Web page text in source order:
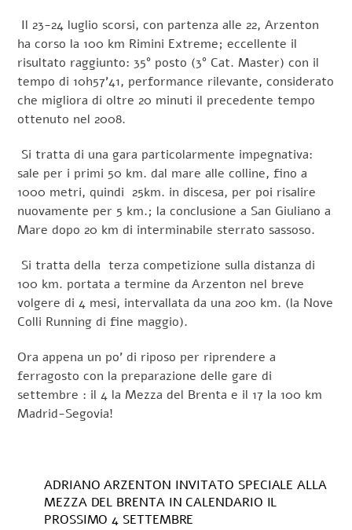
Il 23-24 luglio scorsi, con partenza alle 22, Arzenton
ha corso la 100 km Rimini Extreme; eccellente il
risultato raggiunto: 35° posto (3° Cat. Master) con il
tempo di 10h57’41, performance rilevante, considerato
che migliora di oltre 20 minuti il precedente tempo
ottenuto nel 2008.
Si tratta di una gara particolarmente impegnativa:
sale per i primi 50 km. dal mare alle colline, fino a
1000 metri, quindi 25km. in discesa, per poi risalire
nuovamente per 5 km.; la conclusione a San Giuliano a
Mare dopo 20 km di interminabile sterrato sassoso.
Si tratta della terza competizione sulla distanza di
100 km. portata a termine da Arzenton nel breve
volgere di 4 mesi, intervallata da una 200 km. (la Nove
Colli Running di fine maggio).
Ora appena un po’ di riposo per riprendere a
ferragosto con la preparazione delle gare di
settembre : il 4 la Mezza del Brenta e il 17 la 100 km
Madrid-Segovia!
ADRIANO ARZENTON INVITATO SPECIALE ALLA
MEZZA DEL BRENTA IN CALENDARIO IL
PROSSIMO 4 SETTEMBRE